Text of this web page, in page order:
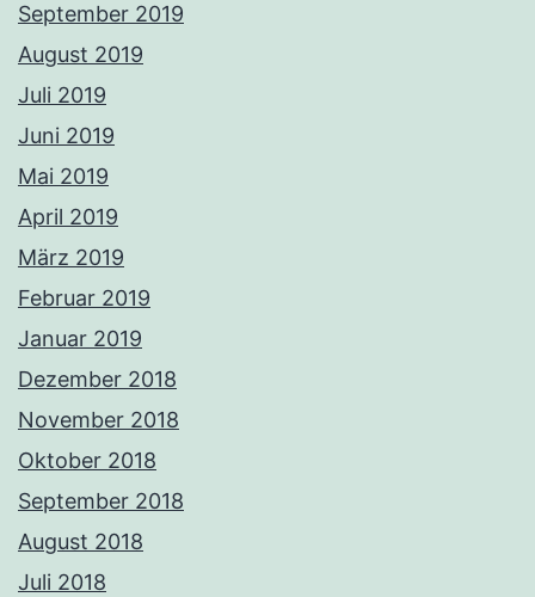
September 2019
August 2019
Juli 2019
Juni 2019
Mai 2019
April 2019
März 2019
Februar 2019
Januar 2019
Dezember 2018
November 2018
Oktober 2018
September 2018
August 2018
Juli 2018